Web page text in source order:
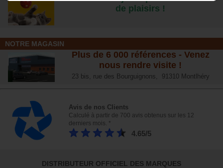
de plaisirs !
NOTRE MAGASIN
Plus de 6 000 références - Venez
nous rendre visite !
23 bis, rue des Bourguignons, 91310 Montlhéry
Avis de nos Clients
Calculé à partir de 700 avis obtenus sur les 12
derniers mois. *
4.65/5
DISTRIBUTEUR OFFICIEL DES MARQUES